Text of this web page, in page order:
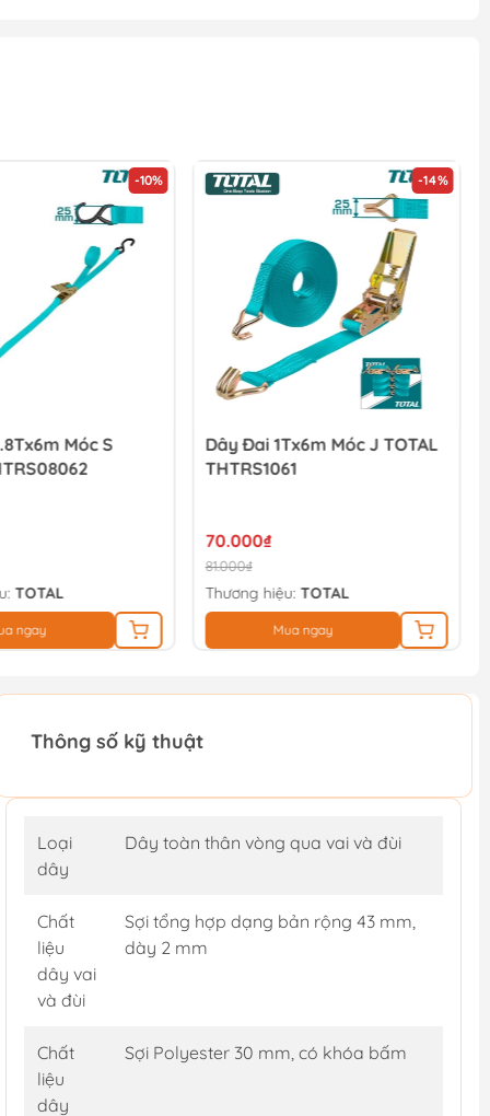
-10%
Móc S
TOTAL
ngay
-14%
Dây Đai 1Tx6m Móc J TOTAL
THTRS1061
70.000₫
81.000₫
Thương hiệu: TOTAL
Mua ngay
Thông số kỹ thuật
Loại
dây
Dây toàn thân vòng qua vai và đùi
Chất
liệu
dây vai
và đùi
Sợi tổng hợp dạng bản rộng 43 mm,
dày 2 mm
Chất
liệu
dây
Sợi Polyester 30 mm, có khóa bấm